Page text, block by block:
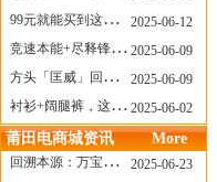
99元就能买到这样颜值的太阳镜？优衣库夏季墨镜系列
2025-06-12
竞速本能+尽释锋芒——罗杰杜彼Roger+Dubuis王者竞速系列飞返计时码表燃擎赛道
2025-06-09
方头「匡威」回归！日系简约里的小心思
2025-06-09
衬衫+阔腿裤，这样穿美出新高度！
2025-06-02
莆田电商城资讯 More
回溯本源：万宝龙推出明星系列都市灰腕表新作
2025-06-23